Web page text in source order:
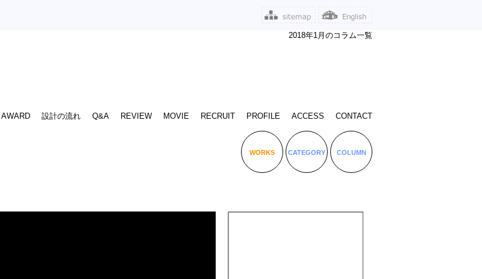
2018年1月のコラム一覧
AWARD 設計の流れ Q&A REVIEW MOVIE RECRUIT PROFILE ACCESS CONTACT
WORKS CATEGORY COLUMN